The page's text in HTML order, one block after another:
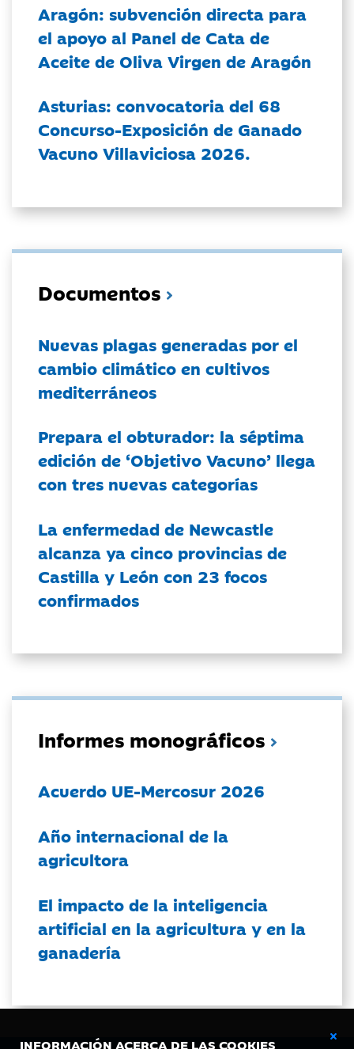
INFORMACIÓN ACERCA DE LAS COOKIES
Aragón: subvención directa para
el apoyo al Panel de Cata de
Aceite de Oliva Virgen de Aragón
Asturias: convocatoria del 68
Concurso-Exposición de Ganado
Vacuno Villaviciosa 2026.
Documentos
Nuevas plagas generadas por el
cambio climático en cultivos
mediterráneos
Prepara el obturador: la séptima
edición de ‘Objetivo Vacuno’ llega
con tres nuevas categorías
La enfermedad de Newcastle
alcanza ya cinco provincias de
Castilla y León con 23 focos
confirmados
Informes monográficos
Acuerdo UE-Mercosur 2026
Año internacional de la
agricultora
El impacto de la inteligencia
artificial en la agricultura y en la
ganadería